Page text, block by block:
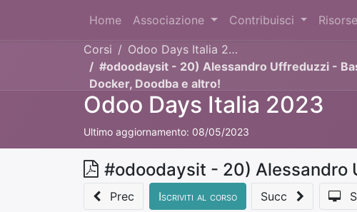
Home Associazione Contribuisci Risorse
Corsi
Odoo Days Italia 2023
#odoodaysit - 20) Alessandro Uffreduzzi -
Docker, Doodba e altro!
Odoo Days Italia 2023
Ultimo aggiornamento: 08/05/2023
Prec Iscriviti al corso Succ